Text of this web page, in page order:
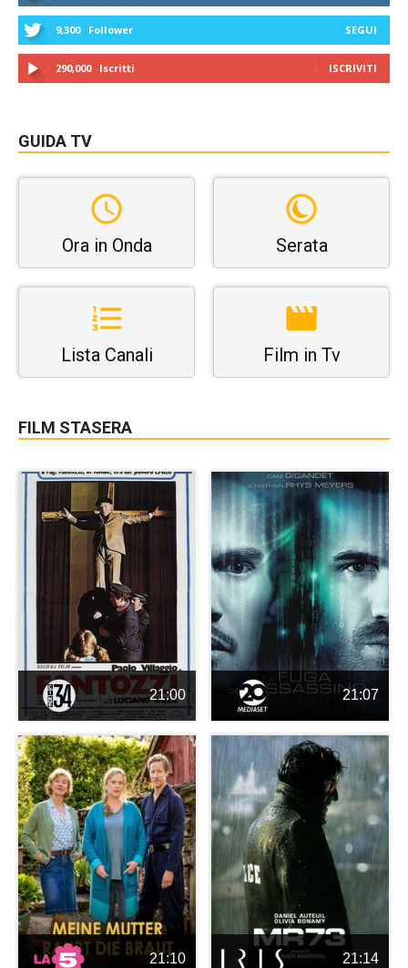
9,300 Follower SEGUI
290,000 Iscritti ISCRIVITI
GUIDA TV
Ora in Onda Serata
Lista Canali Film in Tv
FILM STASERA
21:00 21:07
21:10 21:14